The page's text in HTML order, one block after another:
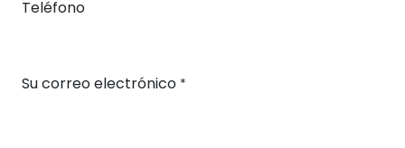
Teléfono
Su correo electrónico *